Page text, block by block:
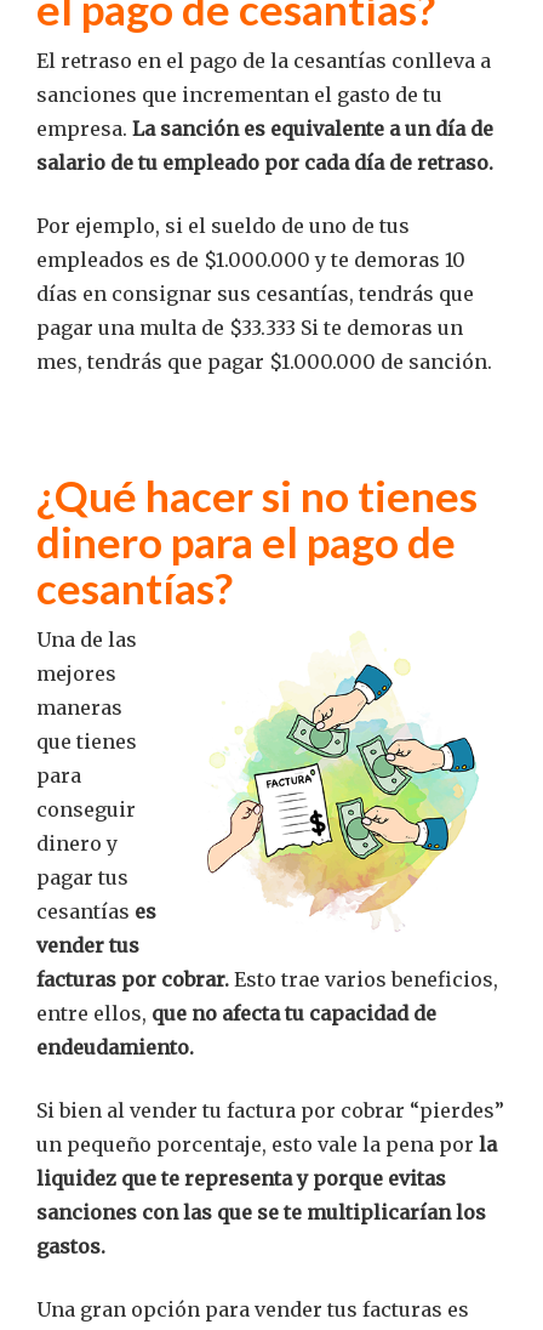
El retraso en el pago de la cesantías conlleva a
sanciones que incrementan el gasto de tu
empresa. La sanción es equivalente a un día de
salario de tu empleado por cada día de retraso.
Por ejemplo, si el sueldo de uno de tus
empleados es de $1.000.000 y te demoras 10
días en consignar sus cesantías, tendrás que
pagar una multa de $33.333 Si te demoras un
mes, tendrás que pagar $1.000.000 de sanción.
¿Qué hacer si no tienes
dinero para el pago de
cesantías?
Una de las
mejores
maneras
que tienes
para
conseguir
dinero y
pagar tus
cesantías es
vender tus
facturas por cobrar. Esto trae varios beneficios,
entre ellos, que no afecta tu capacidad de
endeudamiento.
Si bien al vender tu factura por cobrar “pierdes”
un pequeño porcentaje, esto vale la pena por la
liquidez que te representa y porque evitas
sanciones con las que se te multiplicarían los
gastos.
Una gran opción para vender tus facturas es